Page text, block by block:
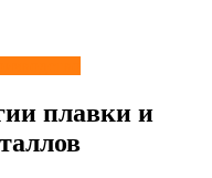
плавки и